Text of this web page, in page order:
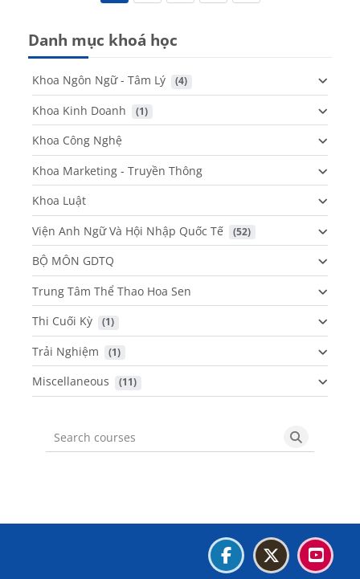
Danh mục khoá học
Khoa Ngôn Ngữ - Tâm Lý (4)
Khoa Kinh Doanh (1)
Khoa Công Nghệ
Khoa Marketing - Truyền Thông
Khoa Luật
Viện Anh Ngữ Và Hội Nhập Quốc Tế
(52)
BỘ MÔN GDTQ
Trung Tâm Thể Thao Hoa Sen
Thi Cuối Kỳ
(1)
Trải Nghiệm (1)
Miscellaneous (11)
Search courses Search